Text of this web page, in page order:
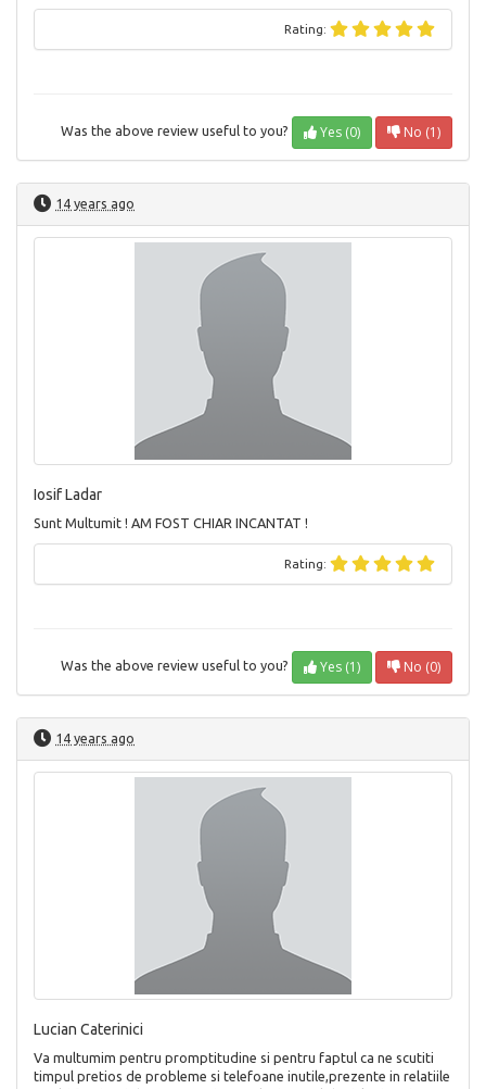
Rating:
Was the above review useful to you? Yes (0) No (1)
14 years ago
Iosif Ladar
Sunt Multumit ! AM FOST CHIAR INCANTAT !
Rating:
Was the above review useful to you? Yes (1) No (0)
14 years ago
Lucian Caterinici
Va multumim pentru promptitudine si pentru faptul ca ne scutiti
timpul pretios de probleme si telefoane inutile,prezente in relatiile